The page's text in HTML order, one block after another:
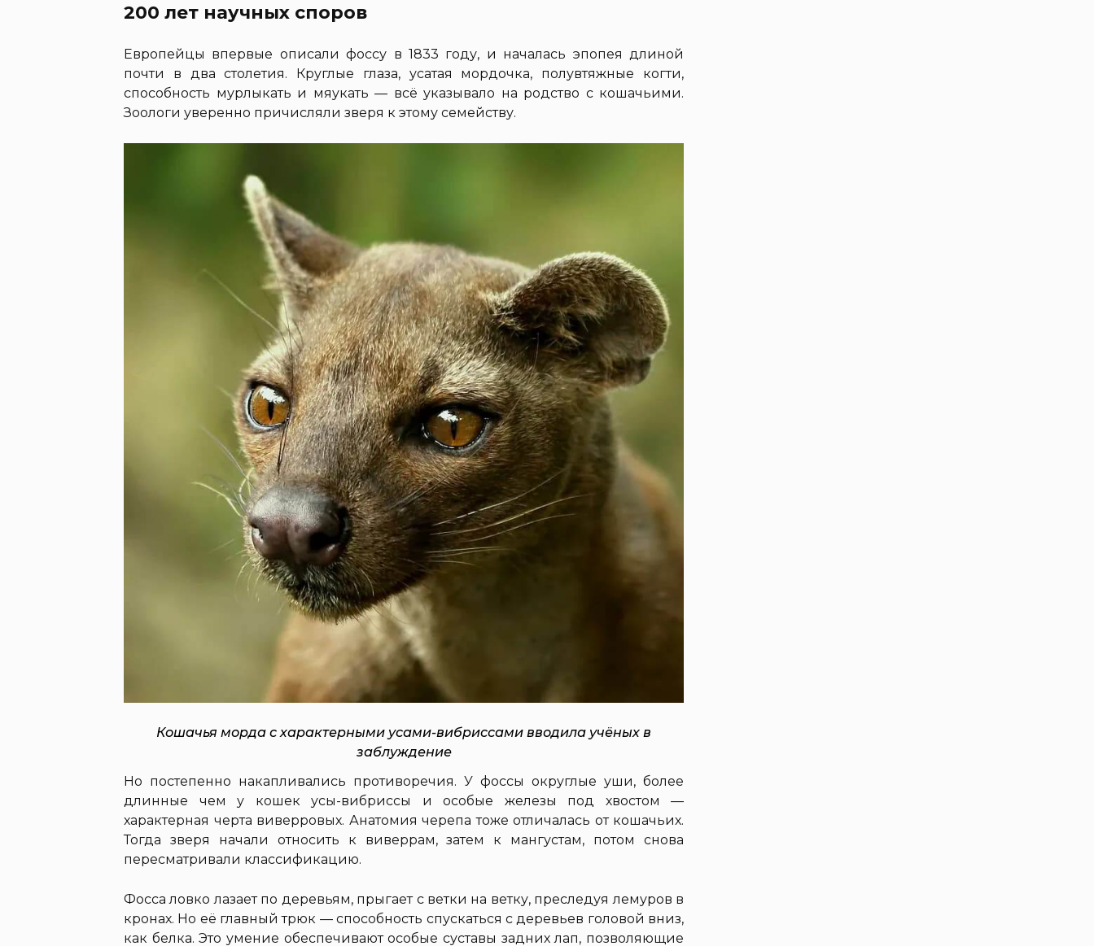
200 лет научных споров
Европейцы впервые описали фоссу в 1833 году, и началась эпопея длиной
почти в два столетия. Круглые глаза, усатая мордочка, полувтяжные когти,
способность мурлыкать и мяукать — всё указывало на родство с кошачьими.
Зоологи уверенно причисляли зверя к этому семейству.
Кошачья морда с характерными усами-вибриссами вводила учёных в
заблуждение
Но постепенно накапливались противоречия. У фоссы округлые уши, более
длинные чем у кошек усы-вибриссы и особые железы под хвостом —
характерная черта виверровых. Анатомия черепа тоже отличалась от кошачьих.
Тогда зверя начали относить к виверрам, затем к мангустам, потом снова
пересматривали классификацию.
Фосса ловко лазает по деревьям, прыгает с ветки на ветку, преследуя лемуров в
кронах. Но её главный трюк — способность спускаться с деревьев головой вниз,
как белка. Это умение обеспечивают особые суставы задних лап, позволяющие